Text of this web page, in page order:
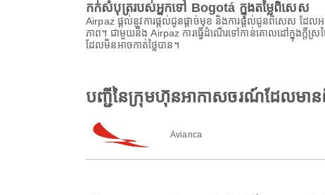
កក់សំបុត្ររបស់អ្នកទៅ Bogotá ក្នុងតម្លៃពិសេស
Airpaz ផ្តល់នូវការផ្តល់ជូនផ្តាច់មុខ និងការផ្តល់ជូនពិសេស ដែ
ភាព។ ជាមួយនឹង Airpaz ការធ្វើដំណើរទៅកាន់គោលដៅក្នុងក្តី
ដែលមិនអាចកាត់ថ្លៃបាន។
បញ្ជីនៃក្រុមហ៊ុនអាកាសចរណ៍ដែលម
Avianca